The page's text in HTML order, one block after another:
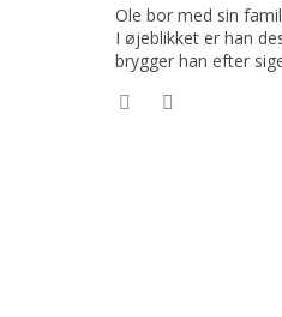
Ole bor med sin
I øjeblikket er han
brygger han efter